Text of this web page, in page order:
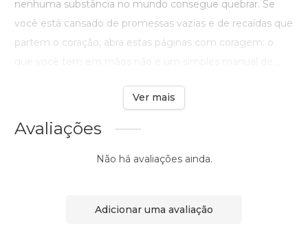
nenhuma substância no mundo consegue quebrar. Se
você está cansado de promessas vazias e de recaídas que
partem o coração, abra estas páginas com coragem: o
Ver mais
Avaliações
Não há avaliações ainda.
Adicionar uma avaliação